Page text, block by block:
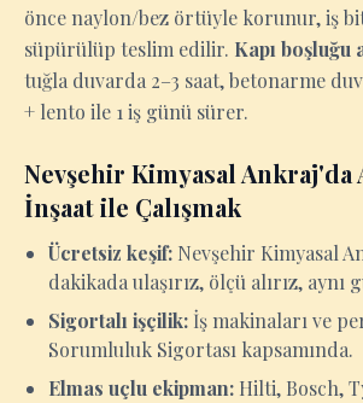
önce naylon/bez örtüyle korunur, iş
süpürülüp teslim edilir. Kapı boşluğu
tuğla duvarda 2–3 saat, betonarme
+ lento ile 1 iş günü sürer.
Nevşehir Kimyasal Ankraj'da
İnşaat ile Çalışmak
Ücretsiz keşif: Nevşehir Kimyasal
dakikada ulaşırız, ölçü alırız, aynı
Sigortalı işçilik: İş makinaları ve
Sorumluluk Sigortası kapsamında.
Elmas uçlu ekipman: Hilti, Bosch,